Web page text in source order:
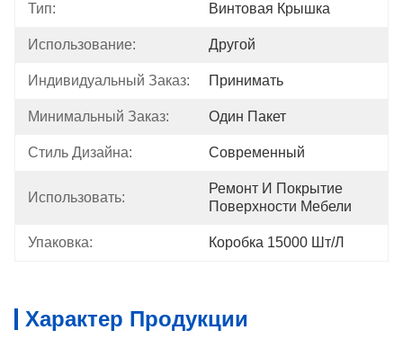
Тип: Винтовая Крышка
Использование: Другой
Индивидуальный Заказ: Принимать
Минимальный Заказ: Один Пакет
Стиль Дизайна: Современный
Использовать:
Ремонт И Покрытие
Поверхности Мебели
Упаковка: Коробка 15000 Шт/л
Характер Продукции